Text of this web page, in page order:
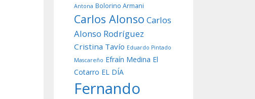
Antona Bolorino Armani
Carlos Alonso Carlos
Alonso Rodríguez
Cristina Tavío Eduardo Pintado
Mascareño Efraín Medina El
Cotarro EL DÍA
Fernando